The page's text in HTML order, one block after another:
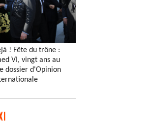
! Fête du trône :
VI, vingt ans au
dossier d'Opinion